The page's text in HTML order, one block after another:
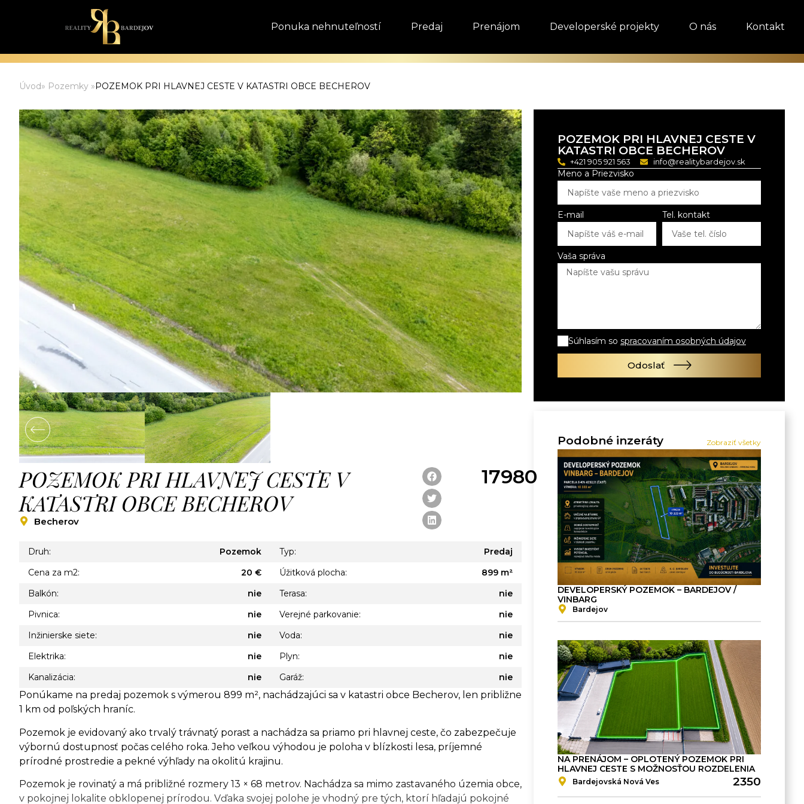
Ponuka nehnuteľností Predaj Prenájom Developerské projekty O nás Kontakt
Úvod» Pozemky »POZEMOK PRI HLAVNEJ CESTE V KATASTRI OBCE BECHEROV
POZEMOK PRI HLAVNEJ CESTE V
KATASTRI OBCE BECHEROV
Becherov
17980
Druh: Pozemok Typ:
Predaj
Cena za m2:
20 € Úžitková plocha:
899 m²
Balkón:
nie Terasa:
nie
Pivnica:
nie Verejné parkovanie:
nie
Inžinierske siete:
nie Voda:
nie
Elektrika:
nie Plyn:
nie
Kanalizácia:
nie Garáž: nie
Ponúkame na predaj pozemok s výmerou 899 m², nachádzajúci sa v katastri obce Becherov, len približne
1 km od poľských hraníc.
Pozemok je evidovaný ako trvalý trávnatý porast a nachádza sa priamo pri hlavnej ceste, čo zabezpečuje
výbornú dostupnosť počas celého roka. Jeho veľkou výhodou je poloha v blízkosti lesa, príjemné
prírodné prostredie a pekné výhľady na okolitú krajinu.
Pozemok je rovinatý a má približné rozmery 13 × 68 metrov. Nachádza sa mimo zastavaného územia obce,
v pokojnej lokalite obklopenej prírodou. Vďaka svojej polohe je vhodný pre tých, ktorí hľadajú pokojné
POZEMOK PRI HLAVNEJ CESTE V
KATASTRI OBCE BECHEROV
+421 905 921 563 info@realitybardejov.sk
Meno a Priezvisko
E-mail Tel. kontakt
Vaša správa
Súhlasím so spracovaním osobných údajov
Odoslať
Podobné inzeráty Zobraziť všetky
DEVELOPERSKÝ POZEMOK – BARDEJOV /
VINBARG
Bardejov
NA PRENÁJOM – OPLOTENÝ POZEMOK PRI
HLAVNEJ CESTE S MOŽNOSŤOU ROZDELENIA
Bardejovská Nová Ves 2350